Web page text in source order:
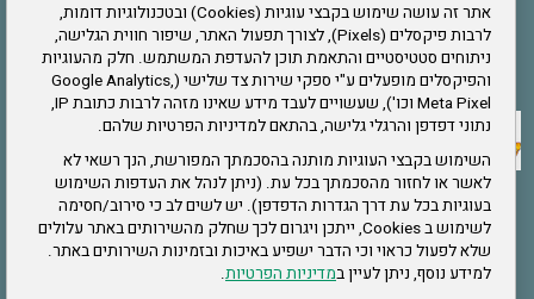
אתר זה עושה שימוש בקבצי עוגיות (Cookies) ובטכנולוגיות דומות,
לרבות פיקסלים (Pixels), לצורך תפעול האתר, שיפור חווית הגלישה,
ניתוחים סטטיסטיים והתאמת תוכן להעדפת המשתמש. חלק מהעוגיות
והפיקסלים מופעלים ע"י ספקי שירות צד שלישי (Google Analytics,
Meta Pixel וכו'), שעשויים לעבד מידע שאינו מזהה לרבות כתובת IP,
נתוני דפדפן והרגלי גלישה, בהתאם למדיניות הפרטיות שלהם.
השימוש בקבצי העוגיות מותנה בהסכמתך המפורשת, הנך רשאי לא
לאשר או לחזור מהסכמתך בכל עת. (ניתן לנהל את העדפות השימוש
בעוגיות בכל עת דרך הגדרות הדפדפן). יש לשים לב כי סירוב/חסימה
לשימוש ב Cookies, ייתכן ויגרום לכך שחלק מהשירותים באתר עלולים
שלא לפעול כראוי וכי הדבר ישפיע באיכות ובזמינות השירותים באתר.
למידע נוסף, ניתן לעיין במדיניות הפרטיות.
אתר צה"ל
תקנון האתר
שירותים
תעסוקה